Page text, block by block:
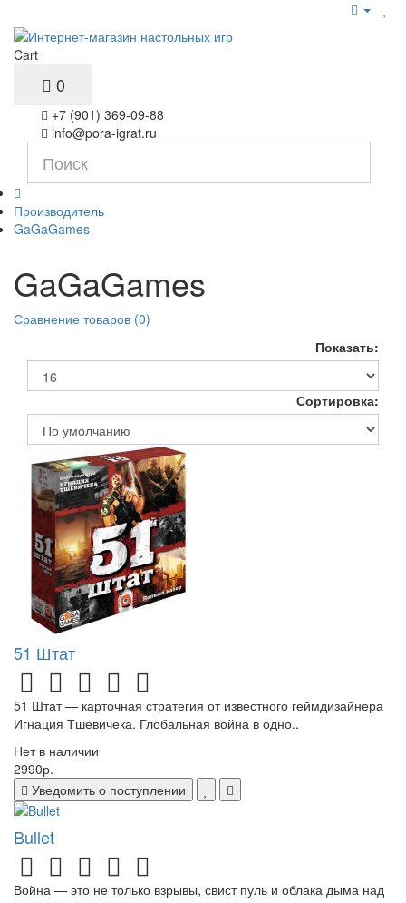
Cart
0
+7 (901) 369-09-88
info@pora-igrat.ru
Производитель
GaGaGames
GaGaGames
Сравнение товаров (0)
Показать:
Сортировка:
51 Штат
51 Штат — карточная стратегия от известного геймдизайнера
Игнация Тшевичека. Глобальная война в одно..
Нет в наличии
2990р.
Уведомить о поступлении
Bullet
Война — это не только взрывы, свист пуль и облака дыма над